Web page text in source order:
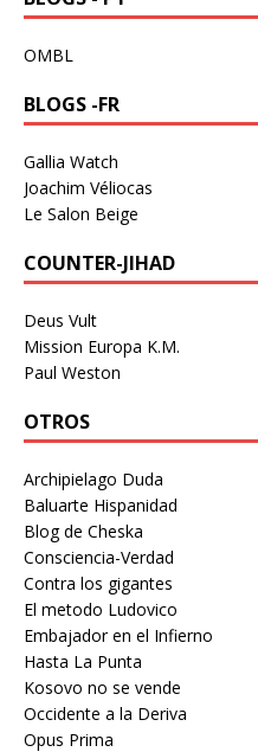
OMBL
BLOGS -FR
Gallia Watch
Joachim Véliocas
Le Salon Beige
COUNTER-JIHAD
Deus Vult
Mission Europa K.M.
Paul Weston
OTROS
Archipielago Duda
Baluarte Hispanidad
Blog de Cheska
Consciencia-Verdad
Contra los gigantes
El metodo Ludovico
Embajador en el Infierno
Hasta La Punta
Kosovo no se vende
Occidente a la Deriva
Opus Prima